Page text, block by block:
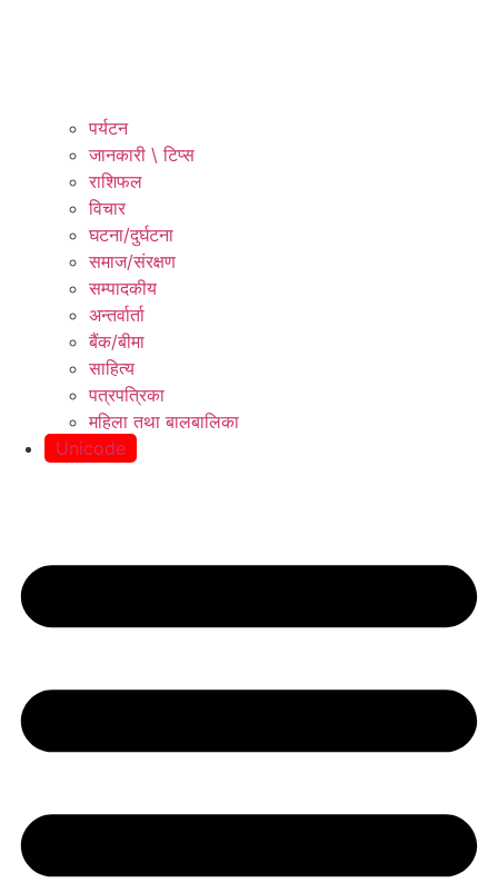
पर्यटन
जानकारी \ टिप्स
राशिफल
विचार
घटना/दुर्घटना
समाज/संरक्षण
सम्पादकीय
अन्तर्वार्ता
बैंक/बीमा
साहित्य
पत्रपत्रिका
महिला तथा बालबालिका
Unicode